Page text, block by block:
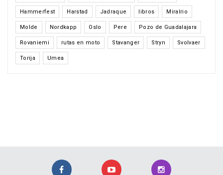
Hammerfest Harstad Jadraque libros Miralrio
Molde Nordkapp Oslo Pere Pozo de Guadalajara
Rovaniemi rutas en moto Stavanger Stryn Svolvaer
Torija Umea